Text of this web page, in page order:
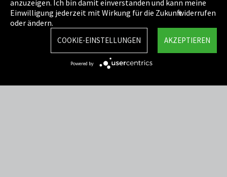
AGB
Sitemap
EmpCo Richtlinie
anzuzeigen. Ich bin damit einverstanden und kann meine
Einwilligung jederzeit mit Wirkung für die Zukunft widerrufen
oder ändern.
AKZEPTIEREN
COOKIE-EINSTELLUNGEN
Powered by